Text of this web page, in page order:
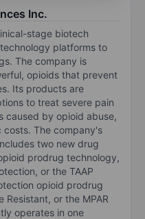
Inc.
stage biotech
platforms to
The company is
opioids that prevent
Its products are
to treat severe pain
caused by opioid abuse,
costs. The company's
two new drug
prodrug technology,
or the TAAP
opioid prodrug
or the MPAR
operates in one